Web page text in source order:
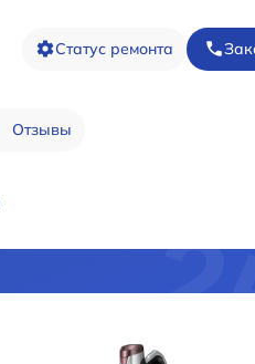
Статус ремонта
Отзывы